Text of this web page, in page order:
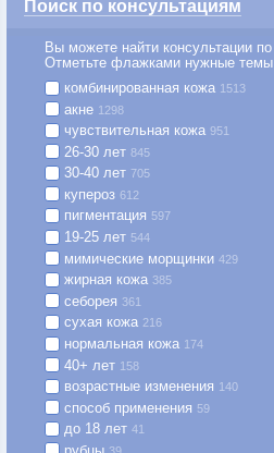
Поиск по консультациям
Вы можете найти консультации
Отметьте флажками нужные темы
комбинированная кожа 1513
акне 1298
чувствительная кожа 951
26-30 лет 845
30-40 лет 705
купероз 612
пигментация 597
19-25 лет 544
мимические морщинки 429
жирная кожа 385
себорея 361
сухая кожа 216
нормальная кожа 174
40+ лет 158
возрастные изменения 140
способ применения 59
до 18 лет 41